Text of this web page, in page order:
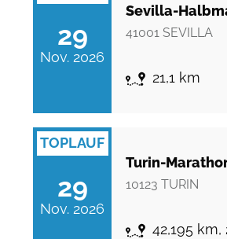
29
Nov. 2026
Sevilla-
41001 SEVILLA
21,1 km
TOPLAUF
29
Nov. 2026
Turin-
10123 TURIN
42,195 km,